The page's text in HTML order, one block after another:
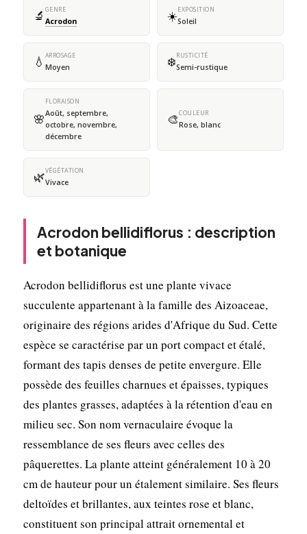
🔬 GENRE
Acrodon ☀️EXPOSITION
Soleil
💧 ARROSAGE
Moyen ❄️RUSTICITÉ
Semi-rustique
🌸
FLORAISON
Août, septembre,
octobre, novembre,
décembre
🎨COULEUR
Rose, blanc
🌿VÉGÉTATION
Vivace
Acrodon bellidiflorus : description
et botanique
Acrodon bellidiflorus est une plante vivace
succulente appartenant à la famille des Aizoaceae,
originaire des régions arides d'Afrique du Sud. Cette
espèce se caractérise par un port compact et étalé,
formant des tapis denses de petite envergure. Elle
possède des feuilles charnues et épaisses, typiques
des plantes grasses, adaptées à la rétention d'eau en
milieu sec. Son nom vernaculaire évoque la
ressemblance de ses fleurs avec celles des
pâquerettes. La plante atteint généralement 10 à 20
cm de hauteur pour un étalement similaire. Ses fleurs
deltoïdes et brillantes, aux teintes rose et blanc,
constituent son principal attrait ornemental et